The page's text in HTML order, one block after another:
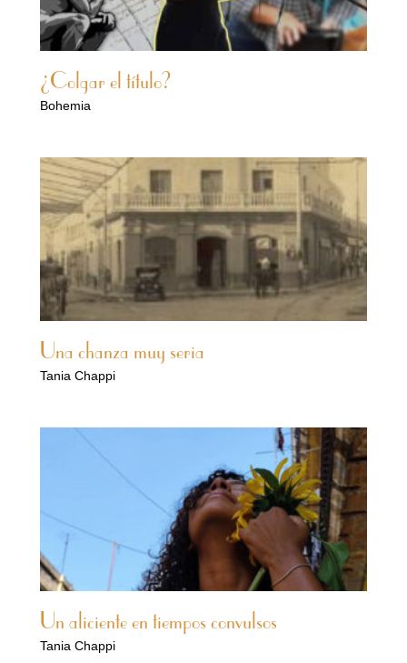
¿Colgar el título?
Bohemia
Una chanza muy seria
Tania Chappi
Un aliciente en tiempos convulsos
Tania Chappi